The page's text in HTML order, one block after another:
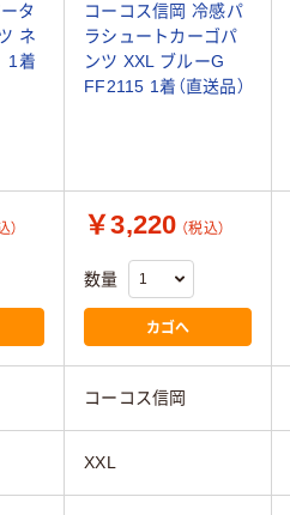
タ
ネ
1着
コーコス信岡 冷感パ
ラシュートカーゴパ
ンツ XXL ブルーG
FF2115 1着（直送品）
） ￥3,220 （税込）
数量
カゴへ
コーコス信岡
XXL